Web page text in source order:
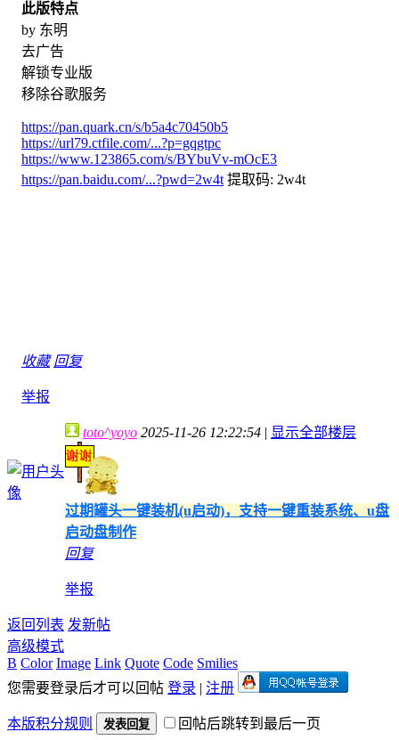
此版特点
by 东明
去广告
解锁专业版
移除谷歌服务
https://pan.quark.cn/s/b5a4c70450b5
https://url79.ctfile.com/...?p=gqgtpc
https://www.123865.com/s/BYbuVv-mOcE3
https://pan.baidu.com/...?pwd=2w4t 提取码: 2w4t
收藏 回复
举报
toto^yoyo 2025-11-26 12:22:54 | 显示全部楼层
过期罐头一键装机(u启动)，支持一键重装系统、u盘
启动盘制作
回复
举报
返回列表 发新帖
高级模式
B Color Image Link Quote Code Smilies
您需要登录后才可以回帖 登录 | 注册
本版积分规则 发表回复 回帖后跳转到最后一页